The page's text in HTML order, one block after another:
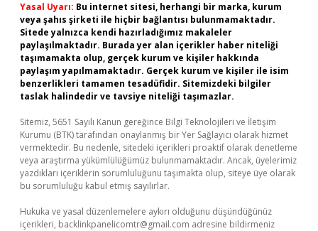
Yasal Uyarı: Bu internet sitesi, herhangi bir marka, kurum
veya şahıs şirketi ile hiçbir bağlantısı bulunmamaktadır.
Sitede yalnızca kendi hazırladığımız makaleler
paylaşılmaktadır. Burada yer alan içerikler haber niteliği
taşımamakta olup, gerçek kurum ve kişiler hakkında
paylaşım yapılmamaktadır. Gerçek kurum ve kişiler ile isim
benzerlikleri tamamen tesadüfidir. Sitemizdeki bilgiler
taslak halindedir ve tavsiye niteliği taşımazlar.
Sitemiz, 5651 Sayılı Kanun gereğince Bilgi Teknolojileri ve İletişim
Kurumu (BTK) tarafından onaylanmış bir Yer Sağlayıcı olarak hizmet
vermektedir. Bu nedenle, sitedeki içerikleri proaktif olarak denetleme
veya araştırma yükümlülüğümüz bulunmamaktadır. Ancak, üyelerimiz
yazdıkları içeriklerin sorumluluğunu taşımakta olup, siteye üye olarak
bu sorumluluğu kabul etmiş sayılırlar.
Hukuka ve yasal düzenlemelere aykırı olduğunu düşündüğünüz
içerikleri, backlinkpanelicomtr@gmail.com adresine bildirmeniz